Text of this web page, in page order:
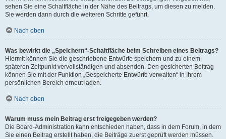
sehen Sie eine Schaltfläche in der Nähe des Beitrags, um diesen zu melden.
Sie werden dann durch die weiteren Schritte geführt.
Nach oben
Was bewirkt die „Speichern“-Schaltfläche beim Schreiben eines Beitrags?
Hiermit können Sie die geschriebene Entwürfe speichern und zu einem
späteren Zeitpunkt vervollständigen und absenden. Den gesicherten Beitrag
können Sie mit der Funktion „Gespeicherte Entwürfe verwalten“ in Ihrem
persönlichen Bereich erneut laden.
Nach oben
Warum muss mein Beitrag erst freigegeben werden?
Die Board-Administration kann entschieden haben, dass in dem Forum, in dem
Sie einen Beitrag erstellt haben, die Beiträge zuerst geprüft werden müssen.